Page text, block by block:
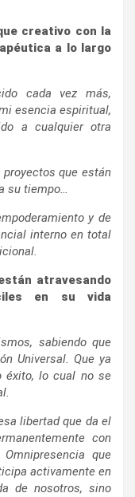
creativo con la
a lo largo
cada vez más,
esencia espiritual,
a cualquier otra
que están
su tiempo…
y de
interno en total
atravesando
en su vida
sabiendo que
Universal. Que ya
éxito, lo cual no se
libertad que da el
con
que
activamente en
de nosotros, sino